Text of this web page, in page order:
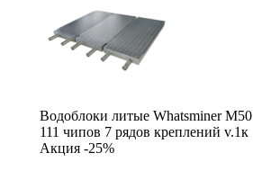
Водоблоки литые Whatsminer M50
111 чипов 7 рядов креплений v.1к
Акция -25%